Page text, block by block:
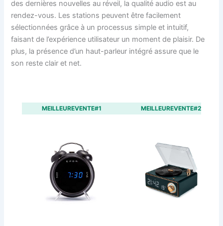
des dernières nouvelles au réveil, la qualité audio est au
rendez-vous. Les stations peuvent être facilement
sélectionnées grâce à un processus simple et intuitif,
faisant de l’expérience utilisateur un moment de plaisir. De
plus, la présence d’un haut-parleur intégré assure que le
son reste clair et net.
MEILLEUREVENTE#1 MEILLEUREVENTE#2